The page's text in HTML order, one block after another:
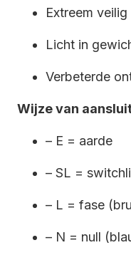
Extreem veilig
Licht in
Verbeterde
Wijze van
– E = aarde
– SL =
– L = fase
– N = null